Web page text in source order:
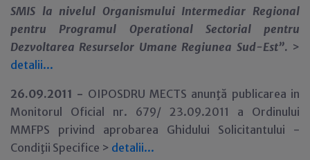
SMIS la nivelul Organismului Intermediar Regional
pentru Programul Operational Sectorial pentru
Dezvoltarea Resurselor Umane Regiunea Sud-Est”. >
detalii...
26.09.2011 - OIPOSDRU MECTS anunţă publicarea in
Monitorul Oficial nr. 679/ 23.09.2011 a Ordinului
MMFPS privind aprobarea Ghidului Solicitantului -
Condiţii Specifice > detalii...